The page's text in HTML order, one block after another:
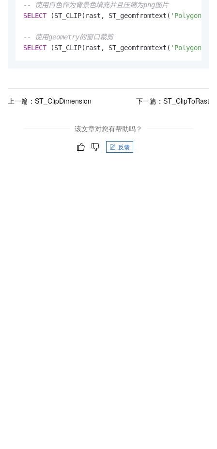
-- 使用白色作为背景色填充并且压缩为png图片
SELECT (ST_CLIP(rast, ST_geomfromtext(
-- 使用geometry的窗口裁剪
SELECT (ST_CLIP(rast, ST_geomfromtext(
上一篇： ST_ClipDimension 下一篇： ST_ClipToRast
该文章对您有帮助吗？
反馈